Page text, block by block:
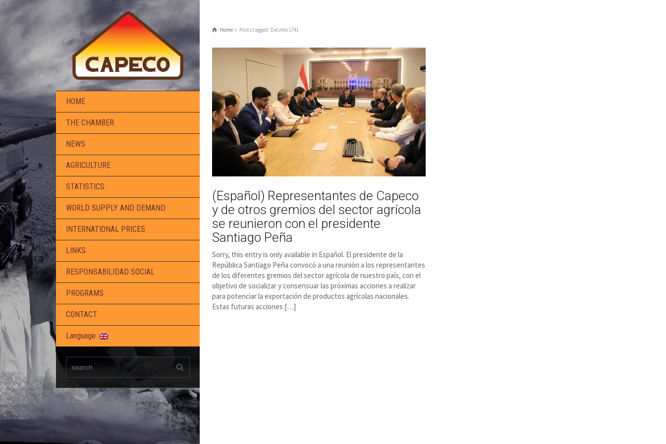
HOME
THE CHAMBER
NEWS
AGRICULTURE
STATISTICS
WORLD SUPPLY AND DEMAND
INTERNATIONAL PRICES
LINKS
RESPONSABILIDAD SOCIAL
PROGRAMS
CONTACT
Language:
Home Posts tagged: Decreto 1741
(Español) Representantes de Capeco
y de otros gremios del sector agrícola
se reunieron con el presidente
Santiago Peña
Sorry, this entry is only available in Español. El presidente de la
República Santiago Peña convocó a una reunión a los representantes
de los diferentes gremios del sector agrícola de nuestro país, con el
objetivo de socializar y consensuar las próximas acciones a realizar
para potenciar la exportación de productos agrícolas nacionales.
Estas futuras acciones […]